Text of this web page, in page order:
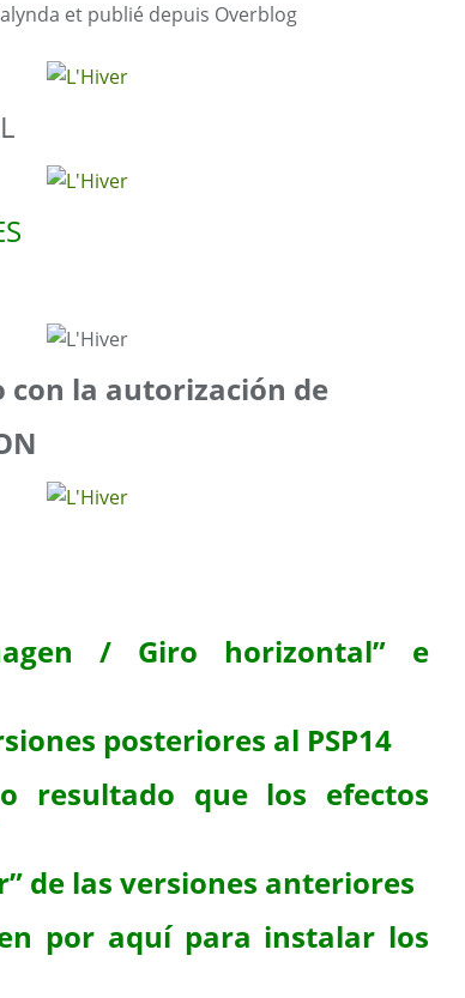
et publié depuis Overblog
la autorización de
/ Giro horizontal” e
posteriores al PSP14
resultado que los efectos
de las versiones anteriores
por aquí para instalar los